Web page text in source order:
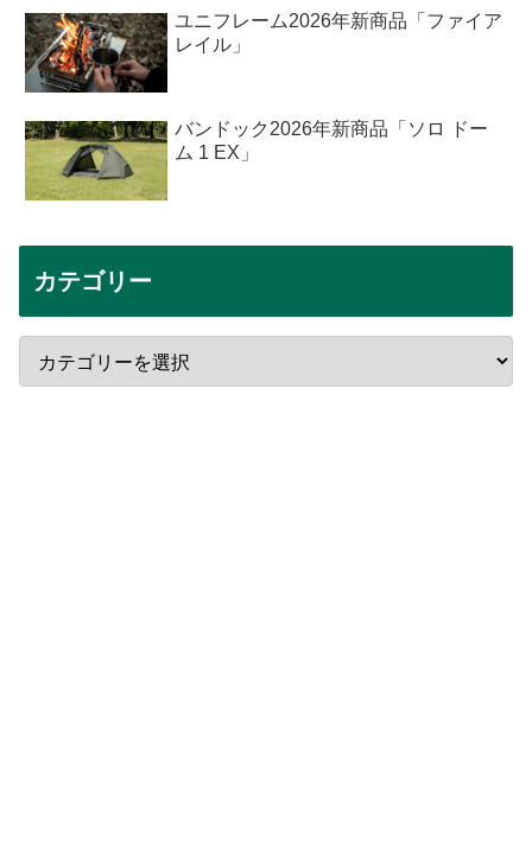
ユニフレーム2026年新商品「ファイア
レイル」
バンドック2026年新商品「ソロ ドー
ム 1 EX」
カテゴリー